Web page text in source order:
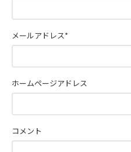
コメント
メールアドレス*
ホームページアドレス